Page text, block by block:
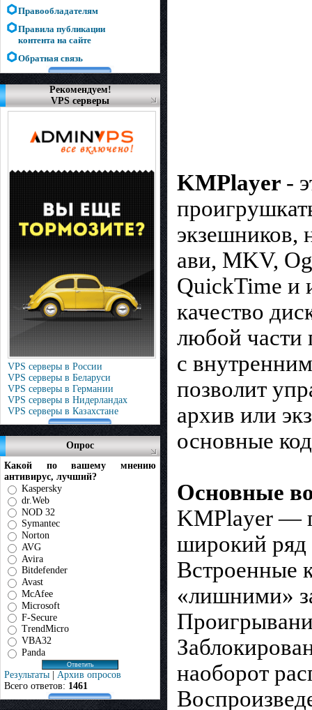
Правообладателям
Правила публикации
контента на сайте
Обратная связь
Рекомендуем!
VPS серверы
VPS серверы в России
VPS серверы в Беларуси
VPS серверы в Германии
VPS серверы в Нидерландах
VPS серверы в Казахстане
Опрос
Какой по вашему мнению
антивирус, лучший?
Kaspersky
dr.Web
NOD 32
Symantec
Norton
AVG
Avira
Bitdefender
Avast
McAfee
Microsoft
F-Secure
TrendMicro
VBA32
Panda
Результаты | Архив опросов
Всего ответов: 1461
KMPlayer -
экзешников,
ави, MKV,
QuickTime и
качество
любой части
с
позволит
архив или
основные
Основные
KMPlayer —
широкий ряд
Встроенные
«лишними»
наоборот